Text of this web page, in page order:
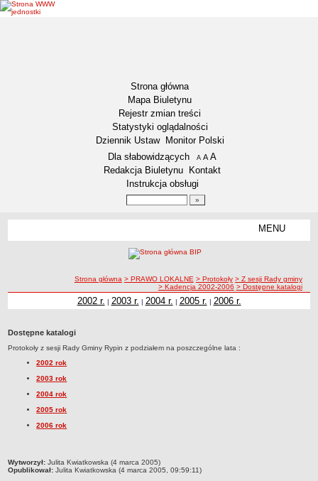
Strona główna
Mapa Biuletynu
Rejestr zmian treści
Statystyki oglądalności
Dziennik Ustaw
Monitor Polski
Menu dodatkowe
Dla słabowidzących A pomniejsz czcionkę
A standardowy rozmiar czcionki
A
Redakcja Biuletynu
Kontakt
Instrukcja obsługi
MENU
Status gminy
Lokalizacja
Dane statystyczne
Zadania publiczne
Związki i stowarzyszenia
Rejestr zbiorów danych osobowych
Rejestr instytucji kultury
AKTUALNOŚCI I OGŁOSZENIA
URZĄD GMINY
ścieżka nawigacji
Strona główna > PRAWO LOKALNE > Protokoły > Z sesji Rady gminy
> Kadencja 2002-2006 > Dostępne katalogi
2002 r. | 2003 r. | 2004 r. | 2005 r. | 2006 r.
Dostępne katalogi
Protokoły z sesji Rady Gminy Rypin z podziałem na poszczególne lata :
2002 rok
2003 rok
2004 rok
2005 rok
2006 rok
metryczka
Wytworzył: Julita Kwiatkowska (4 marca 2005)
Opublikował: Julita Kwiatkowska (4 marca 2005, 09:59:11)